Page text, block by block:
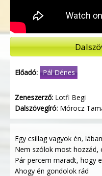
Előadó: Pál Dénes
Zeneszerző: Lotfi Begi
Dalszövegíró: Mórocz
Egy csillag vagyok én,
Nem szólok most hozzád,
Pár percem maradt, hogy
Ahogy én gondolok rád